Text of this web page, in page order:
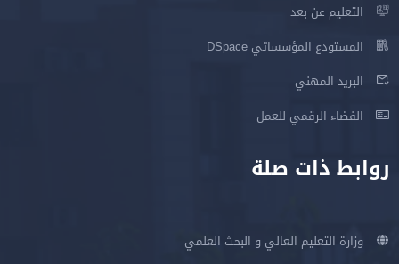
التعليم عن بعد
المستودع المؤسساتي DSpace
البريد المهني
الفضاء الرقمي للعمل
روابط ذات صلة
وزارة التعليم العالي و البحث العلمي